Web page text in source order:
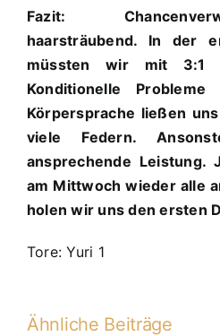
Fazit:
haarsträubend. In der
müssten wir mit 3:1
Konditionelle
Körpersprache ließen
viele Federn.
ansprechende
am Mittwoch wieder alle
holen wir uns den ersten
Tore: Yuri 1
Ähnliche Beiträge